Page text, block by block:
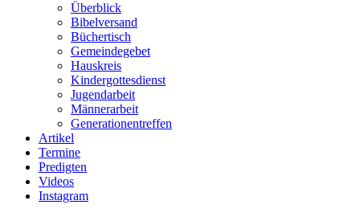
Überblick
Bibelversand
Büchertisch
Gemeindegebet
Hauskreis
Kindergottesdienst
Jugendarbeit
Männerarbeit
Generationentreffen
Artikel
Termine
Predigten
Videos
Instagram